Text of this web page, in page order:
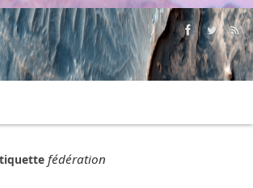
fédération